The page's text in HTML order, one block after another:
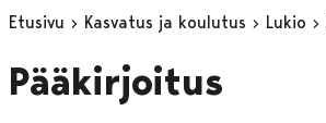
Etusivu Kasvatus ja koulutus Lukio
Pääkirjoitus